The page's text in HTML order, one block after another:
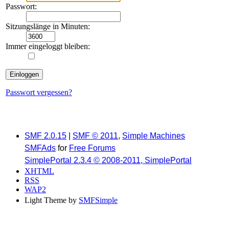
Passwort:
Sitzungslänge in Minuten:
Immer eingeloggt bleiben:
Passwort vergessen?
SMF 2.0.15 SMF © 2011, Simple Machines
SMFAds for Free Forums
SimplePortal 2.3.4 © 2008-2011, SimplePortal
XHTML
RSS
WAP2
Light Theme by SMFSimple